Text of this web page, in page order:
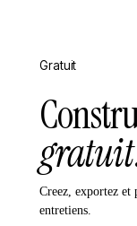
Gratuit
gratuit
Creez, exportez et
entretiens.